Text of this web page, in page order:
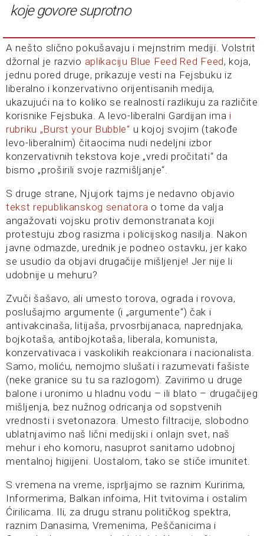
koje govore suprotno
A nešto slično pokušavaju i mejnstrim mediji. Volstrit
džornal je razvio aplikaciju Blue Feed Red Feed, koja,
jednu pored druge, prikazuje vesti na Fejsbuku iz
liberalno i konzervativno orijentisanih medija,
ukazujući na to koliko se realnosti razlikuju za različite
korisnike Fejsbuka. A levo-liberalni Gardijan ima i
rubriku „Burst your Bubble“ u kojoj svojim (takođe
levo-liberalnim) čitaocima nudi nedeljni izbor
konzervativnih tekstova koje „vredi pročitati“ da
bismo „proširili svoje razmišljanje“.
S druge strane, Njujork tajms je nedavno objavio
tekst republikanskog senatora o tome da valja
angažovati vojsku protiv demonstranata koji
protestuju zbog rasizma i policijskog nasilja. Nakon
javne odmazde, urednik je podneo ostavku, jer kako
se usudio da objavi drugačije mišljenje! Jer nije li
udobnije u mehuru?
Zvuči šašavo, ali umesto torova, ograda i rovova,
poslušajmo argumente (i „argumente“) čak i
antivakcinaša, litijaša, prvosrbijanaca, naprednjaka,
bojkotaša, antibojkotaša, liberala, komunista,
konzervativaca i vaskolikih reakcionara i nacionalista.
Samo, moliću, nemojmo slušati i razumevati fašiste
(neke granice su tu sa razlogom). Zavirimo u druge
balone i uronimo u hladnu vodu – ili blato – drugačijeg
mišljenja, bez nužnog odricanja od sopstvenih
vrednosti i svetonazora. Umesto filtracije, slobodno
ublatnjavimo naš lični medijski i onlajn svet, naš
mehur i eho komoru, nasuprot sanitarno udobnoj
mentalnoj higijeni. Uostalom, tako se stiče imunitet.
S vremena na vreme, isprljajmo se raznim Kuririma,
Informerima, Balkan infoima, Hit tvitovima i ostalim
Ćirilicama. Ili, za drugu stranu političkog spektra,
raznim Danasima, Vremenima, Peščanicima i